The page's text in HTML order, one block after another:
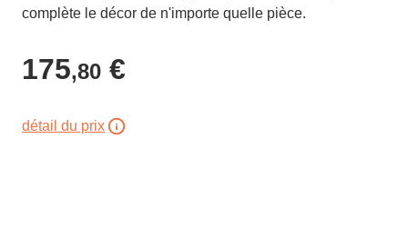
complète le décor de n'importe quelle pièce.
175,80 €
détail du prix